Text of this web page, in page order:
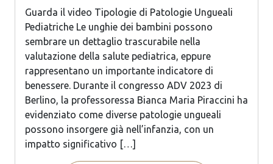
Guarda il video Tipologie di Patologie Ungueali
Pediatriche Le unghie dei bambini possono
sembrare un dettaglio trascurabile nella
valutazione della salute pediatrica, eppure
rappresentano un importante indicatore di
benessere. Durante il congresso ADV 2023 di
Berlino, la professoressa Bianca Maria Piraccini ha
evidenziato come diverse patologie ungueali
possono insorgere già nell’infanzia, con un
impatto significativo […]